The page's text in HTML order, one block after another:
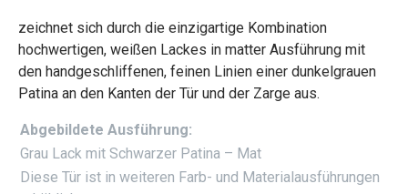
zeichnet sich durch die einzigartige Kombination
hochwertigen, weißen Lackes in matter Ausführung mit
den handgeschliffenen, feinen Linien einer dunkelgrauen
Patina an den Kanten der Tür und der Zarge aus.
Abgebildete Ausführung:
Grau Lack mit Schwarzer Patina – Mat
Diese Tür ist in weiteren Farb- und Materialausführungen